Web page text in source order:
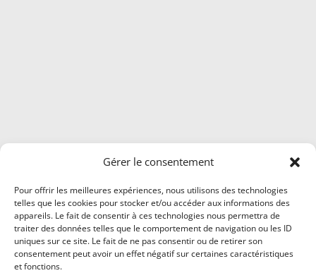
Gérer le consentement
Pour offrir les meilleures expériences, nous utilisons des technologies
telles que les cookies pour stocker et/ou accéder aux informations des
appareils. Le fait de consentir à ces technologies nous permettra de
traiter des données telles que le comportement de navigation ou les ID
uniques sur ce site. Le fait de ne pas consentir ou de retirer son
consentement peut avoir un effet négatif sur certaines caractéristiques
et fonctions.